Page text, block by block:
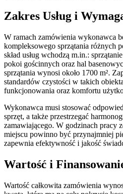
Zakres Usług i
W ramach zamówienia wykonawca
kompleksowego sprzątania różnych
skład usług wchodzą m.in.:
pokoi gościnnych oraz hal
sprzątania wynosi około 1700 m².
standardów czystości w takich
funkcjonowania oraz komfortu
Wykonawca musi stosować
sprzęt, a także przestrzegać
zamawiającego. W godzinach pracy
miejscu powinno być przynajmniej
zapewnia efektywność i jakość
Wartość i
Wartość całkowita zamówienia